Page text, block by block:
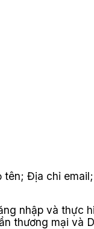
Địa chỉ
nhập và thực
thương mại và